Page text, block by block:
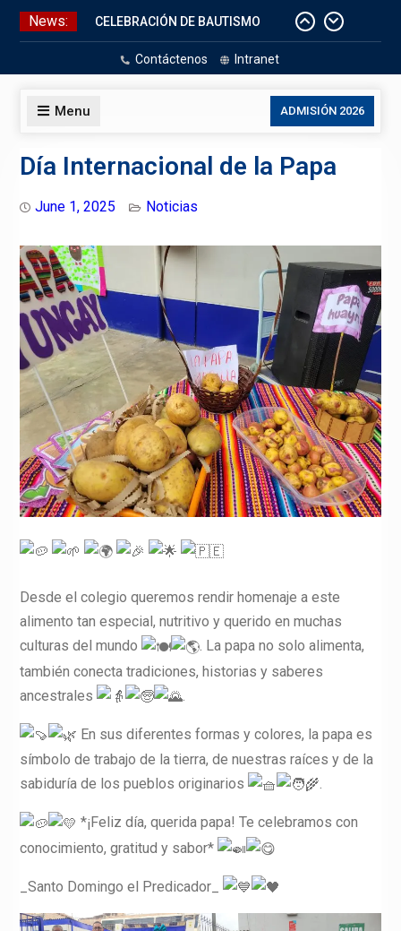
Skip
News:
CELEBRACIÓN DE BAUTISMO
Pizarras Inteligentes
Laboratorios de Cómputo
Contáctenos Intranet
Menu ADMISIÓN 2026
Día Internacional de la Papa
June 1, 2025 Noticias
Desde el colegio queremos rendir homenaje a este
alimento tan especial, nutritivo y querido en muchas
culturas del mundo
. La papa no solo alimenta,
también conecta tradiciones, historias y saberes
ancestrales
.
En sus diferentes formas y colores, la papa es
símbolo de trabajo de la tierra, de nuestras raíces y de la
sabiduría de los pueblos originarios
.
*¡Feliz día, querida papa! Te celebramos con
conocimiento, gratitud y sabor*
_Santo Domingo el Predicador_